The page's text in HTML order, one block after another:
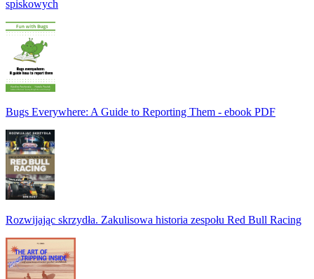
spiskowych
Bugs Everywhere: A Guide to Reporting Them - ebook PDF
Rozwijając skrzydła. Zakulisowa historia zespołu Red Bull Racing